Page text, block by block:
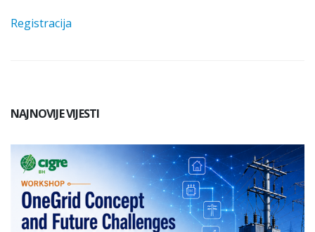
Registracija
NAJNOVIJE VIJESTI